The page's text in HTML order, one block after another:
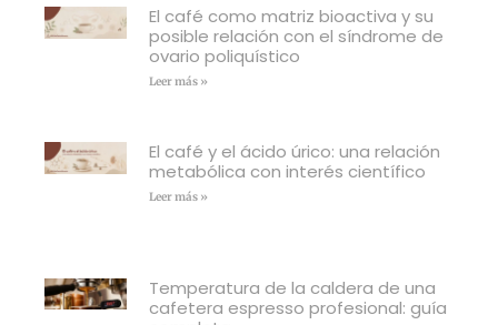
El café como matriz bioactiva y su
posible relación con el síndrome de
ovario poliquístico
Leer más »
El café y el ácido úrico: una relación
metabólica con interés científico
Leer más »
Temperatura de la caldera de una
cafetera espresso profesional: guía